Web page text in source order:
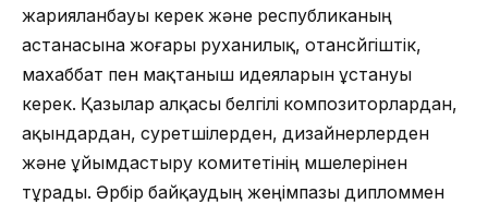
жарияланбауы керек және республиканың
астанасына жоғары руханилық, отансүйгіштік,
махаббат пен мақтаныш идеяларын ұстануы
керек. Қазылар алқасы белгілі композиторлардан,
ақындардан, суретшілерден, дизайнерлерден
және ұйымдастыру комитетінің мүшелерінен
тұрады. Әрбір байқаудың жеңімпазы дипломмен